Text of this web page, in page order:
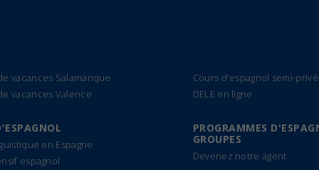
vacances Salamanque
vacances Valence
en Espagne
espagnol
Cours d'espagnol semi-
DELE en ligne
PROGRAMMES
GROUPES
Devenez notre agent